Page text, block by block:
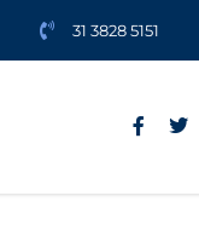
31 3828 5151